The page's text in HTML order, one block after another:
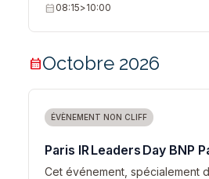
calendar_month 08:15>10:00
calendar_monthOctobre 2026
ÉVÈNEMENT NON CLIFF
Paris IR Leaders Day BNP
Cet événement, spécialement